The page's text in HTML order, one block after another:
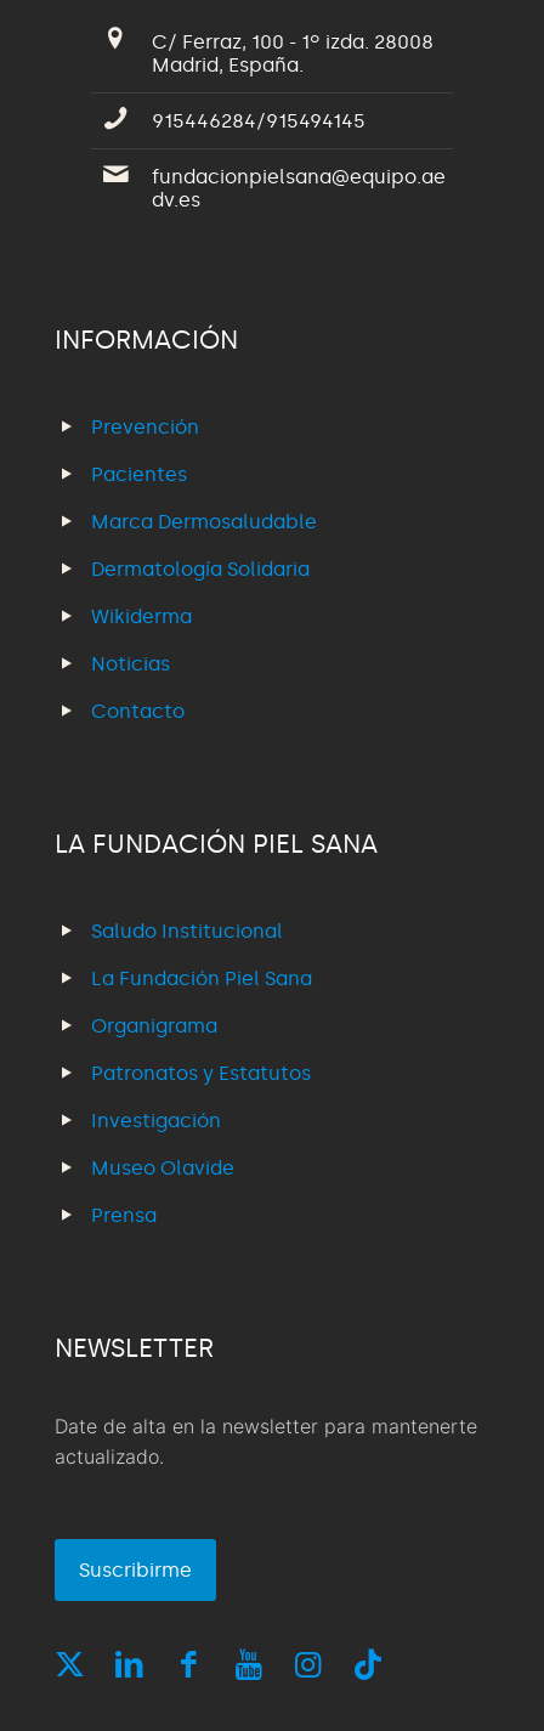
C/ Ferraz, 100 - 1º izda. 28008
Madrid, España.
915446284/915494145
fundacionpielsana@equipo.ae
dv.es
INFORMACIÓN
Prevención
Pacientes
Marca Dermosaludable
Dermatología Solidaria
Wikiderma
Noticias
Contacto
LA FUNDACIÓN PIEL SANA
Saludo Institucional
La Fundación Piel Sana
Organigrama
Patronatos y Estatutos
Investigación
Museo Olavide
Prensa
NEWSLETTER
Date de alta en la newsletter para mantenerte
actualizado.
Suscribirme